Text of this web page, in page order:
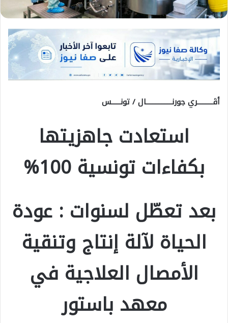
أڨــــــــــري جورنـــــــــــــــــال / تونــــــس
استعادت جاهزيتها
بكفاءات تونسية 100%
بعد تعطّل لسنوات : عودة
الحياة لآلة إنتاج وتنقية
الأمصال العلاجية في
معهد باستور